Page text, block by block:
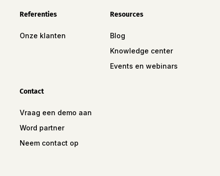
Referenties
Onze klanten
Resources
Blog
Knowledge center
Events en webinars
Contact
Vraag een demo aan
Word partner
Neem contact op